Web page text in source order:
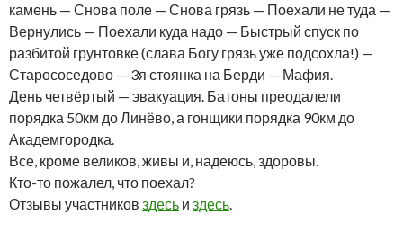
камень — Снова поле — Снова грязь — Поехали не туда —
Вернулись — Поехали куда надо — Быстрый спуск по
разбитой грунтовке (слава Богу грязь уже подсохла!) —
Старососедово — 3я стоянка на Берди — Мафия.
День четвёртый — эвакуация. Батоны преодалели
порядка 50км до Линёво, а гонщики порядка 90км до
Академгородка.
Все, кроме великов, живы и, надеюсь, здоровы.
Кто-то пожалел, что поехал?
Отзывы участников здесь и здесь.